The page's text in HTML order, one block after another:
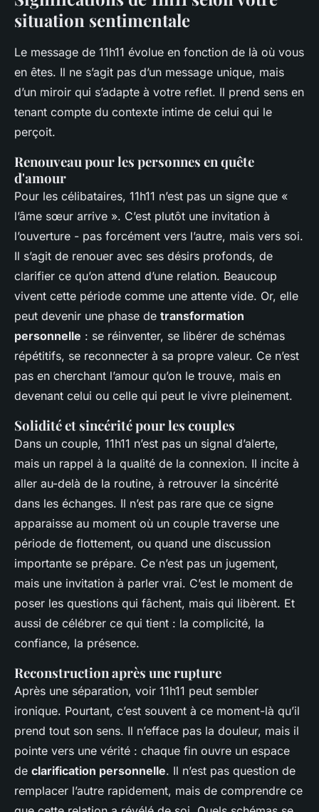
situation sentimentale
Le message de 11h11 évolue en fonction de là où vous
en êtes. Il ne s’agit pas d’un message unique, mais
d’un miroir qui s’adapte à votre reflet. Il prend sens en
tenant compte du contexte intime de celui qui le
perçoit.
Renouveau pour les personnes en quête
d'amour
Pour les célibataires, 11h11 n’est pas un signe que «
l’âme sœur arrive ». C’est plutôt une invitation à
l’ouverture - pas forcément vers l’autre, mais vers soi.
Il s’agit de renouer avec ses désirs profonds, de
clarifier ce qu’on attend d’une relation. Beaucoup
vivent cette période comme une attente vide. Or, elle
peut devenir une phase de transformation
personnelle : se réinventer, se libérer de schémas
répétitifs, se reconnecter à sa propre valeur. Ce n’est
pas en cherchant l’amour qu’on le trouve, mais en
devenant celui ou celle qui peut le vivre pleinement.
Solidité et sincérité pour les couples
Dans un couple, 11h11 n’est pas un signal d’alerte,
mais un rappel à la qualité de la connexion. Il incite à
aller au-delà de la routine, à retrouver la sincérité
dans les échanges. Il n’est pas rare que ce signe
apparaisse au moment où un couple traverse une
période de flottement, ou quand une discussion
importante se prépare. Ce n’est pas un jugement,
mais une invitation à parler vrai. C’est le moment de
poser les questions qui fâchent, mais qui libèrent. Et
aussi de célébrer ce qui tient : la complicité, la
confiance, la présence.
Reconstruction après une rupture
Après une séparation, voir 11h11 peut sembler
ironique. Pourtant, c’est souvent à ce moment-là qu’il
prend tout son sens. Il n’efface pas la douleur, mais il
pointe vers une vérité : chaque fin ouvre un espace
de clarification personnelle. Il n’est pas question de
remplacer l’autre rapidement, mais de comprendre ce